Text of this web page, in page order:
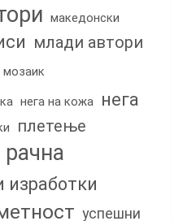
македонски
млади автори
мозаик
нега на кожа
нега
плетење
рачна
изработки
успешни